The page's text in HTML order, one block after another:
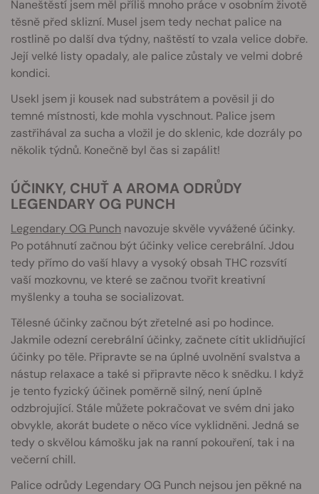
Naneštěstí jsem měl příliš mnoho práce v osobním životě
těsně před sklizní. Musel jsem tedy nechat palice na
rostlině po další dva týdny, naštěstí to vzala velice dobře.
Její velké listy opadaly, ale palice zůstaly ve velmi dobré
kondici.
Usekl jsem ji kousek nad substrátem a pověsil ji do
temné místnosti, kde mohla vyschnout. Palice jsem
zastřihával za sucha a vložil je do sklenic, kde dozrály po
několik týdnů. Konečně byl čas si zapálit!
ÚČINKY, CHUŤ A AROMA ODRŮDY
LEGENDARY OG PUNCH
Legendary OG Punch navozuje skvěle vyvážené účinky.
Po potáhnutí začnou být účinky velice cerebrální. Jdou
tedy přímo do vaší hlavy a vysoký obsah THC rozsvítí
vaší mozkovnu, ve které se začnou tvořit kreativní
myšlenky a touha se socializovat.
Tělesné účinky začnou být zřetelné asi po hodince.
Jakmile odezní cerebrální účinky, začnete cítit uklidňující
účinky po těle. Připravte se na úplné uvolnění svalstva a
nástup relaxace a také si připravte něco k snědku. I když
je tento fyzický účinek poměrně silný, není úplně
odzbrojující. Stále můžete pokračovat ve svém dni jako
obvykle, akorát budete o něco více vyklidněni. Jedná se
tedy o skvělou kámošku jak na ranní pokouření, tak i na
večerní chill.
Palice odrůdy Legendary OG Punch nejsou jen pěkné na